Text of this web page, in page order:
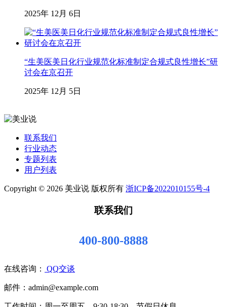
2025年 12月 6日
“生美医美日化行业规范化标准制定合规式良性增长”研
讨会在京召开
2025年 12月 5日
联系我们
行业动态
专题列表
用户列表
Copyright © 2026 美业说 版权所有 浙ICP备2022010155号-4
联系我们
400-800-8888
在线咨询： QQ交谈
邮件：admin@example.com